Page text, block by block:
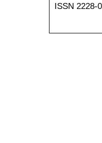
ISSN 2228-